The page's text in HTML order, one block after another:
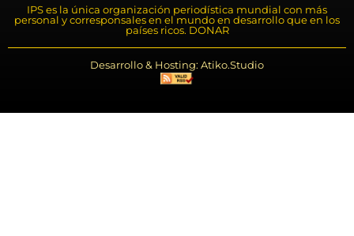
IPS es la única organización periodística mundial con más
personal y corresponsales en el mundo en desarrollo que en los
países ricos. DONAR
Desarrollo & Hosting: Atiko.Studio